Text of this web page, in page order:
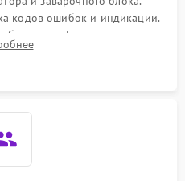
кодов ошибок и индикации.
и кофемолки на слух.
воды для выявления